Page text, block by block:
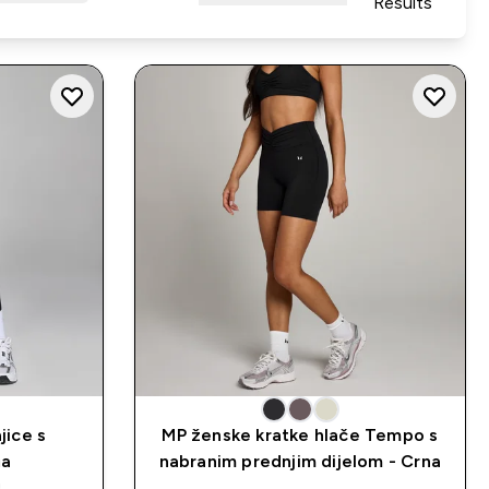
s
MP ženske kratke hlače Tempo s
nabranim prednjim dijelom - Crna